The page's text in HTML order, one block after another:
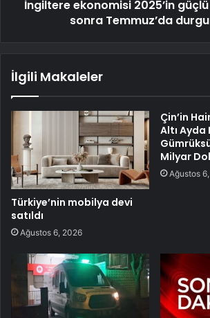
İngiltere ekonomisi 2025’in güçlü
sonra Temmuz’da
İlgili Makaleler
Türkiye’nin mobilya devi
satıldı
Ağustos 6, 2026
Çin’in
Altı Ayda
Milyar
Ağustos